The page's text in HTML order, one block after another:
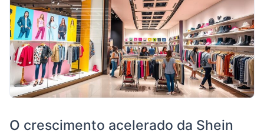
O crescimento acelerado da Shein